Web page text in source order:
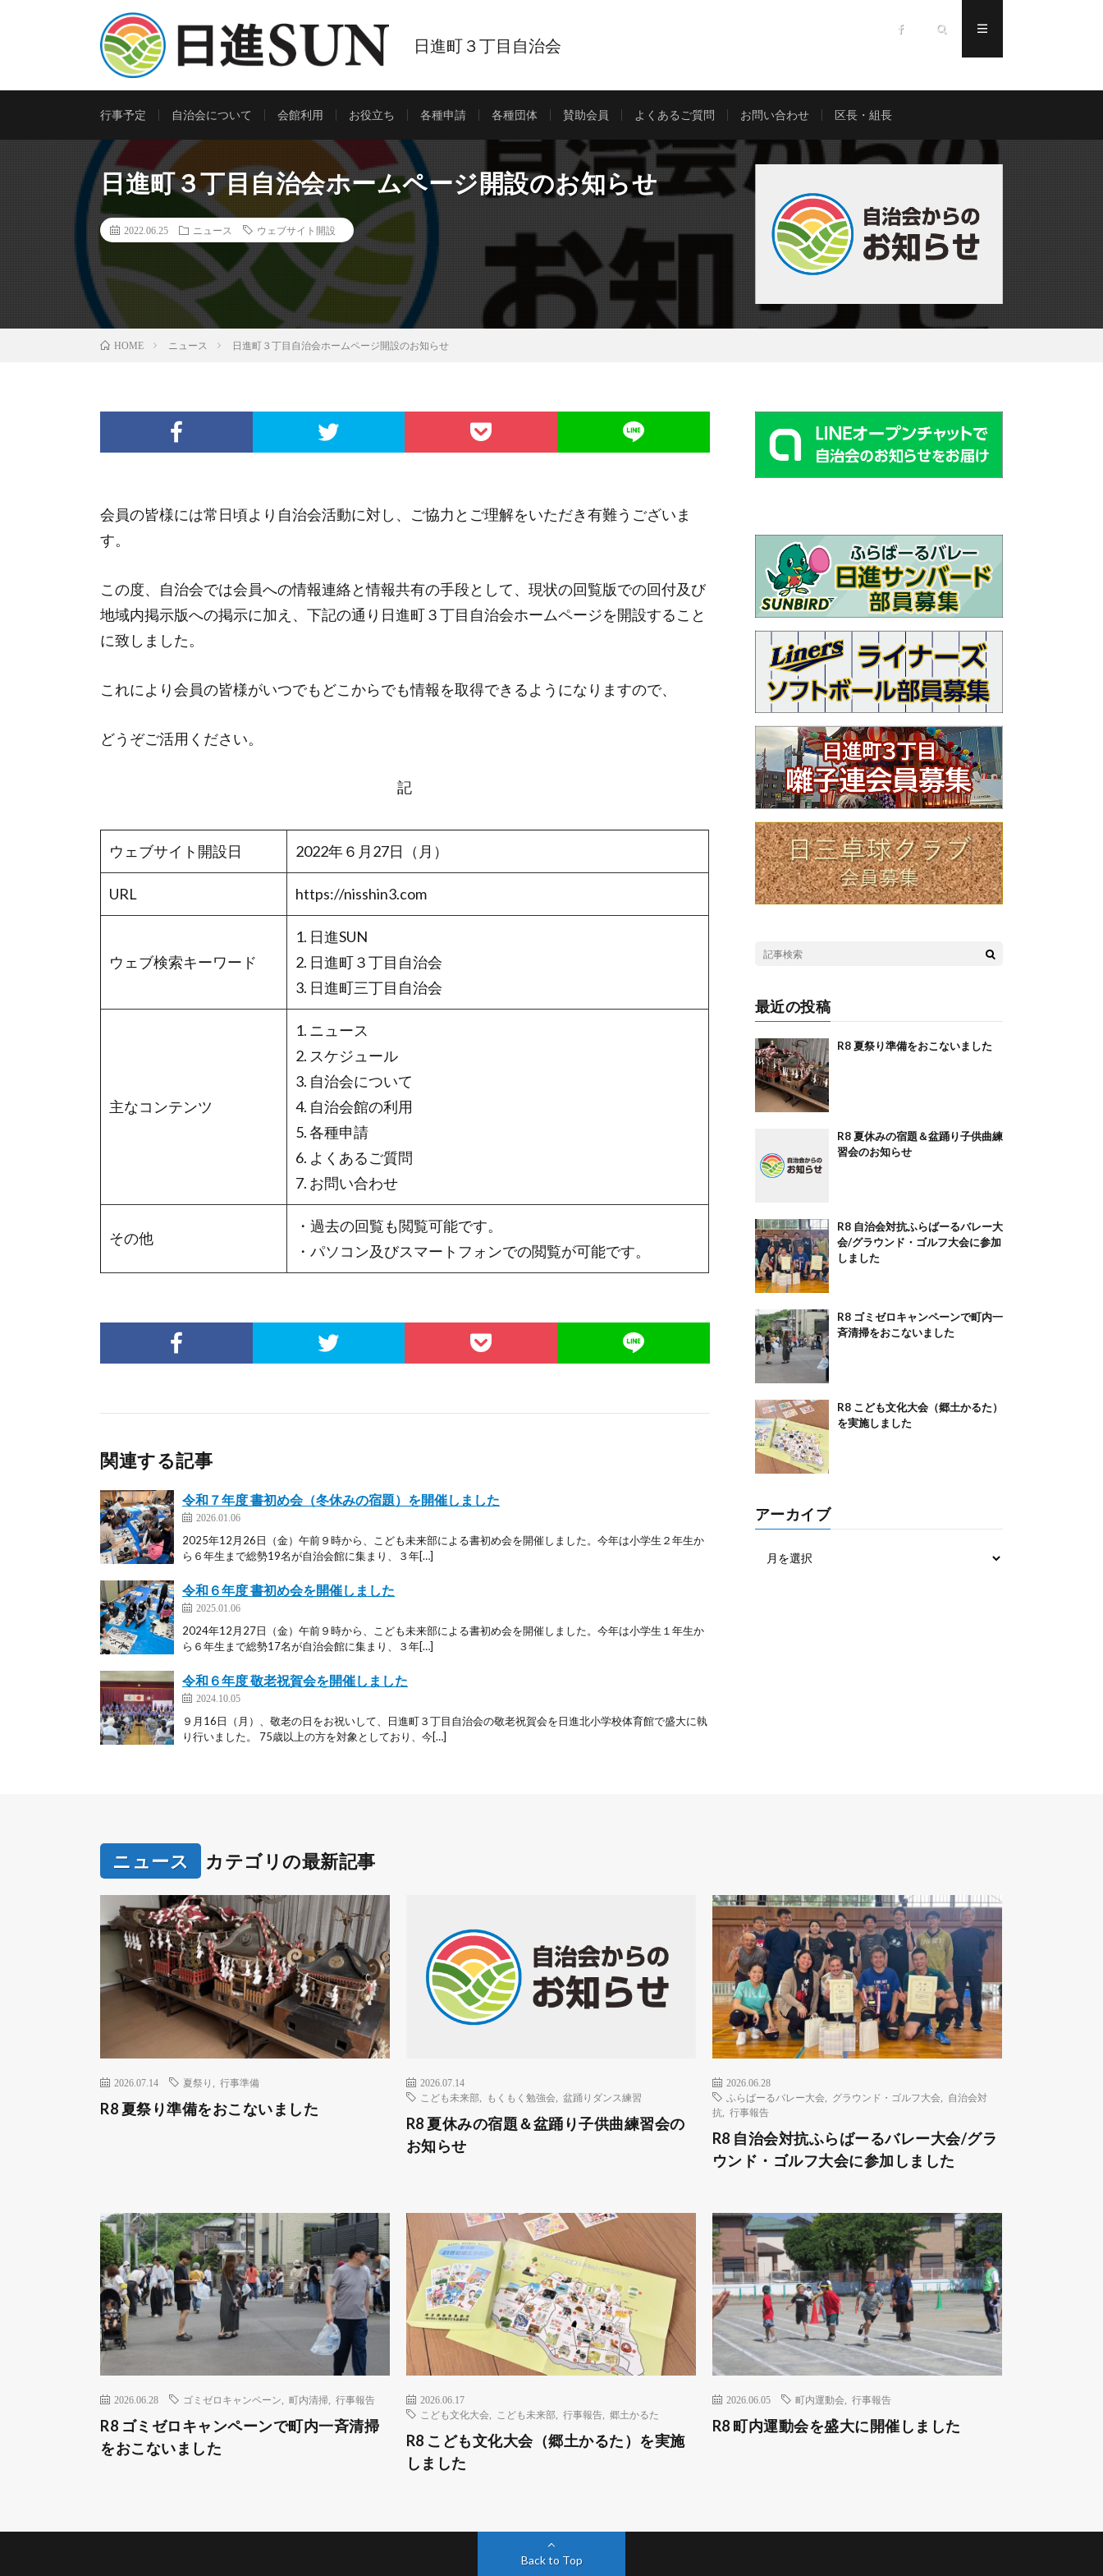
日進町３丁目自治会
行事予定 自治会について 会館利用 お役立ち 各種申請 各種団体 賛助会員 よくあるご質問 お問い合わせ 区長・組長
日進町３丁目自治会ホームページ開設のお知らせ
2022.06.25 ニュース ウェブサイト開設
HOME ニュース 日進町３丁目自治会ホームページ開設のお知らせ
会員の皆様には常日頃より自治会活動に対し、ご協力とご理解をいただき有難うございま
す。
この度、自治会では会員への情報連絡と情報共有の手段として、現状の回覧版での回付及び
地域内掲示版への掲示に加え、下記の通り日進町３丁目自治会ホームページを開設すること
に致しました。
これにより会員の皆様がいつでもどこからでも情報を取得できるようになりますので、
どうぞご活用ください。
記
ウェブサイト開設日 2022年６月27日（月）
URL https://nisshin3.com
ウェブ検索キーワード
1. 日進SUN
2. 日進町３丁目自治会
3. 日進町三丁目自治会
主なコンテンツ
1. ニュース
2. スケジュール
3. 自治会について
4. 自治会館の利用
5. 各種申請
6. よくあるご質問
7. お問い合わせ
その他
・過去の回覧も閲覧可能です。
・パソコン及びスマートフォンでの閲覧が可能です。
関連する記事
令和７年度 書初め会（冬休みの宿題）を開催しました
2026.01.06
2025年12月26日（金）午前９時から、こども未来部による書初め会を開催しました。今年は小学生２年生か
ら６年生まで総勢19名が自治会館に集まり、３年[…]
令和６年度 書初め会を開催しました
2025.01.06
2024年12月27日（金）午前９時から、こども未来部による書初め会を開催しました。今年は小学生１年生か
ら６年生まで総勢17名が自治会館に集まり、３年[…]
令和６年度 敬老祝賀会を開催しました
2024.10.05
９月16日（月）、敬老の日をお祝いして、日進町３丁目自治会の敬老祝賀会を日進北小学校体育館で盛大に執
り行いました。 75歳以上の方を対象としており、今[…]
最近の投稿
R8 夏祭り準備をおこないました
R8 夏休みの宿題＆盆踊り子供曲練
習会のお知らせ
R8 自治会対抗ふらばーるバレー大
会/グラウンド・ゴルフ大会に参加
しました
R8 ゴミゼロキャンペーンで町内一
斉清掃をおこないました
R8 こども文化大会（郷土かるた）
を実施しました
アーカイブ
ニュース カテゴリの最新記事
2026.07.14 夏祭り 行事準備
R8 夏祭り準備をおこないました
2026.07.14
こども未来部, もくもく勉強会, 盆踊りダンス練習
R8 夏休みの宿題＆盆踊り子供曲練習会の
お知らせ
2026.06.28
ふらばーるバレー大会, グラウンド・ゴルフ大会, 自治会対
抗
行事報告
R8 自治会対抗ふらばーるバレー大会/グラ
ウンド・ゴルフ大会に参加しました
2026.06.28 ゴミゼロキャンペーン 町内清掃 行事報告
R8 ゴミゼロキャンペーンで町内一斉清掃
をおこないました
2026.06.17
こども文化大会, こども未来部, 行事報告, 郷土かるた
R8 こども文化大会（郷土かるた）を実施
しました
2026.06.05 町内運動会, 行事報告
R8 町内運動会を盛大に開催しました
Back to Top